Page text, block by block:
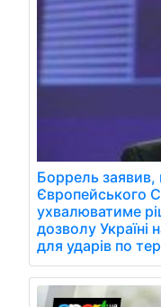
Боррель
Європейського
ухвалюватиме
дозволу Україні
для ударів по